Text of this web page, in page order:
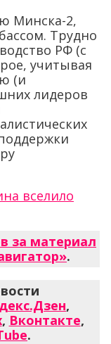
Минска-2,
Трудно
РФ (с
учитывая
(и
лидеров
вселило
за материал
.
,
, Вконтакте,
.